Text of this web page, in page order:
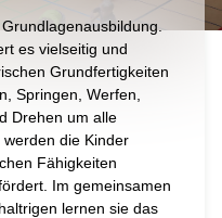
es vielseitig und
Grundfertigkeiten
Springen, Werfen,
Drehen um alle
die Kinder
Fähigkeiten
Im gemeinsamen
lernen sie das